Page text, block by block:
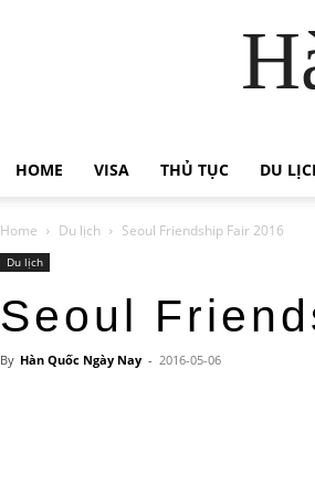
HOME VISA THỦ TỤC DU
Home Du lịch Seoul Friendship Fair 2016
Du lịch
Seoul
By Hàn Quốc Ngày Nay - 2016-05-06